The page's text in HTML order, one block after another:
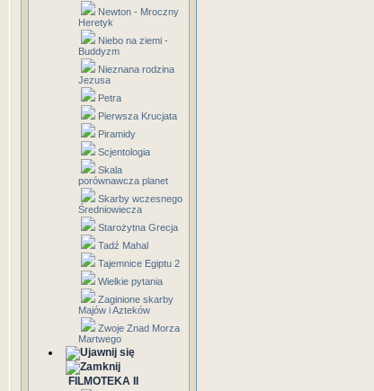
Newton - Mroczny
Heretyk
Niebo na ziemi -
Buddyzm
Nieznana rodzina
Jezusa
Petra
Pierwsza Krucjata
Piramidy
Scjentologia
Skala
porównawcza planet
Skarby wczesnego
Średniowiecza
Starożytna Grecja
Tadź Mahal
Tajemnice Egiptu 2
Wielkie pytania
Zaginione skarby
Majów i Azteków
Zwoje Znad Morza
Martwego
FILMOTEKA II